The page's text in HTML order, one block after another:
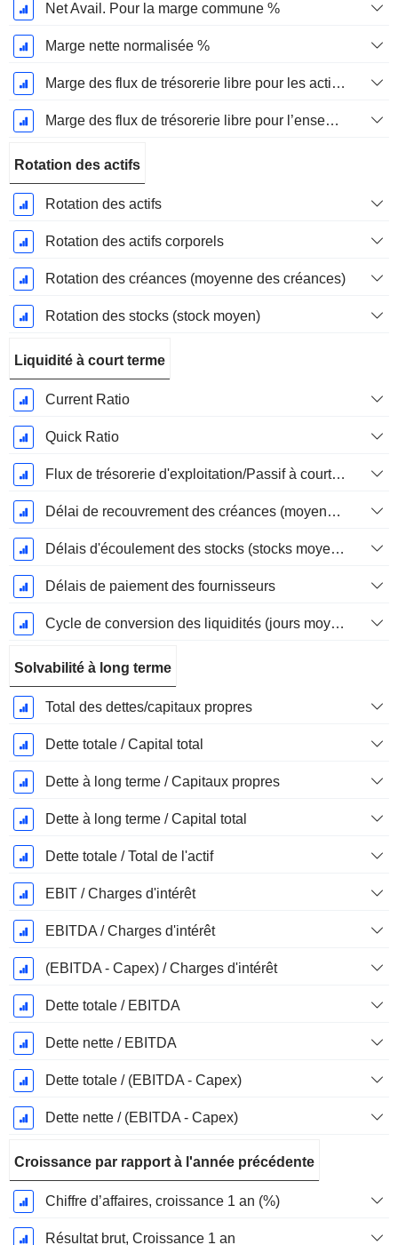
Net Avail. Pour la marge commune %
Marge nette normalisée %
Marge des flux de trésorerie libre pour les actionnaires
Marge des flux de trésorerie libre pour l’ensemble des pourvoyeurs de fonds
Rotation des actifs
Rotation des actifs
Rotation des actifs corporels
Rotation des créances (moyenne des créances)
Rotation des stocks (stock moyen)
Liquidité à court terme
Current Ratio
Quick Ratio
Flux de trésorerie d'exploitation/Passif à court terme
Délai de recouvrement des créances (moyenne des créances)
Délais d'écoulement des stocks (stocks moyens)
Délais de paiement des fournisseurs
Cycle de conversion des liquidités (jours moyens)
Solvabilité à long terme
Total des dettes/capitaux propres
Dette totale / Capital total
Dette à long terme / Capitaux propres
Dette à long terme / Capital total
Dette totale / Total de l'actif
EBIT / Charges d'intérêt
EBITDA / Charges d'intérêt
(EBITDA - Capex) / Charges d'intérêt
Dette totale / EBITDA
Dette nette / EBITDA
Dette totale / (EBITDA - Capex)
Dette nette / (EBITDA - Capex)
Croissance par rapport à l'année précédente
Chiffre d’affaires, croissance 1 an (%)
Résultat brut, Croissance 1 an